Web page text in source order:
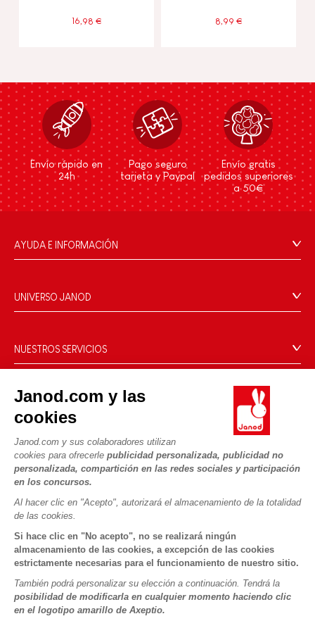
Janod.com y las
cookies
Janod.com y sus colaboradores utilizan
cookies para ofrecerle publicidad personalizada, publicidad no
personalizada, compartición en las redes sociales y participación
en los concursos.
Al hacer clic en "Acepto", autorizará el almacenamiento de la totalidad
de las cookies.
Si hace clic en "No acepto", no se realizará ningún
almacenamiento de las cookies, a excepción de las cookies
estrictamente necesarias para el funcionamiento de nuestro sitio.
También podrá personalizar su elección a continuación. Tendrá la
posibilidad de modificarla en cualquier momento haciendo clic
en el logotipo amarillo de Axeptio.
16,98 € 8,99 €
Envío rápido en
24h
Pago seguro
tarjeta y Paypal
Envío gratis
pedidos superiores
a 50€
AYUDA E INFORMACIÓN
Preguntas más frecuentes
Contacto
Retirada de productos
Cookies
Condiciones de las ofertas
Condiciones de uso #YesJanod
UNIVERSO JANOD
Nuestro savoir-faire
Compromisos de RSE
NUESTROS SERVICIOS
Métodos de envío
Vídeos
Reglas del juego y manuales
Piezas sueltas
Actividades infantiles para descargar
PROFESIONAL
Contacto prensa
SÍGUENOS
Copyright © 2026 Janod - Todos los derechos reservados -CGV
-Menciones Legales